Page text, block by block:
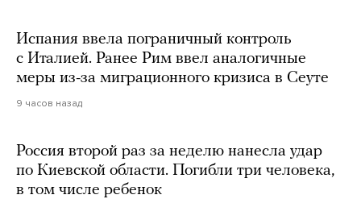
Испания ввела пограничный контроль
с Италией. Ранее Рим ввел аналогичные
меры из-за миграционного кризиса в Сеуте
9 часов назад
Россия второй раз за неделю нанесла удар
по Киевской области. Погибли три человека,
в том числе ребенок